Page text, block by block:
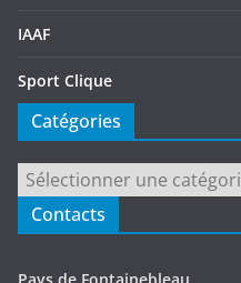
IAAF
Sport Clique
Catégories
Catégories
Contacts